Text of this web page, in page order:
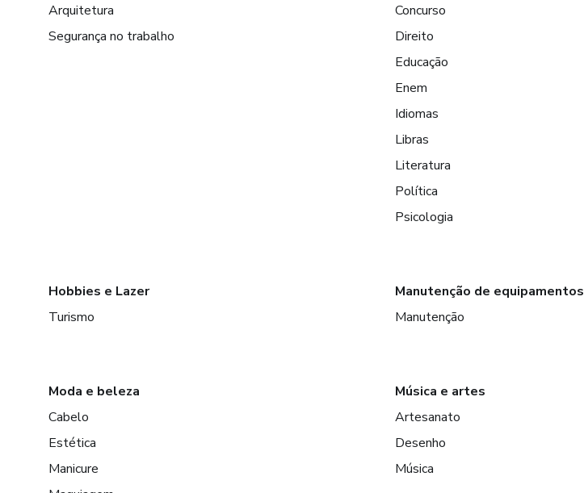
Arquitetura
Segurança no trabalho
Concurso
Direito
Educação
Enem
Idiomas
Libras
Literatura
Política
Psicologia
Hobbies e Lazer
Turismo
Manutenção de equipamentos
Manutenção
Moda e beleza
Cabelo
Estética
Manicure
Música e artes
Artesanato
Desenho
Música